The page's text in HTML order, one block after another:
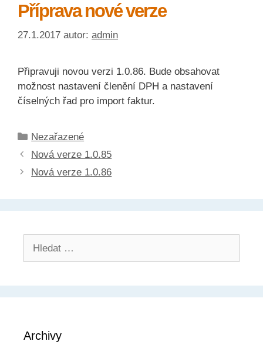
Příprava nové verze
27.1.2017 autor: admin
Připravuji novou verzi 1.0.86. Bude obsahovat
možnost nastavení členění DPH a nastavení
číselných řad pro import faktur.
Rubriky
Nezařazené
Nová verze 1.0.85
Nová verze 1.0.86
Archivy